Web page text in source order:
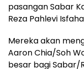
pasangan Sabar
Reza Pahlevi
Mereka akan
Aaron Chia/Soh
besar bagi Sabar/